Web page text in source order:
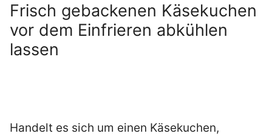
Frisch gebackenen Käsekuchen
vor dem Einfrieren abkühlen
lassen
Handelt es sich um einen Käsekuchen,